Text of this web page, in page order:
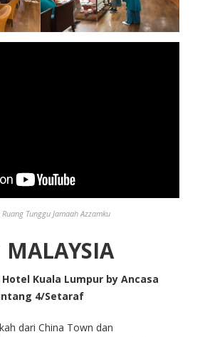
Tunggu Jamaah Azzamku
Hotel Kuala Lumpur by Ancasa
4/Setaraf
dari China Town dan